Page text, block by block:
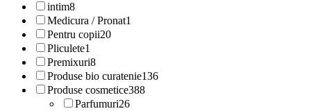
intim8
Medicura / Pronat1
Pentru copii20
Pliculete1
Premixuri8
Produse bio curatenie136
Produse cosmetice388
Parfumuri26